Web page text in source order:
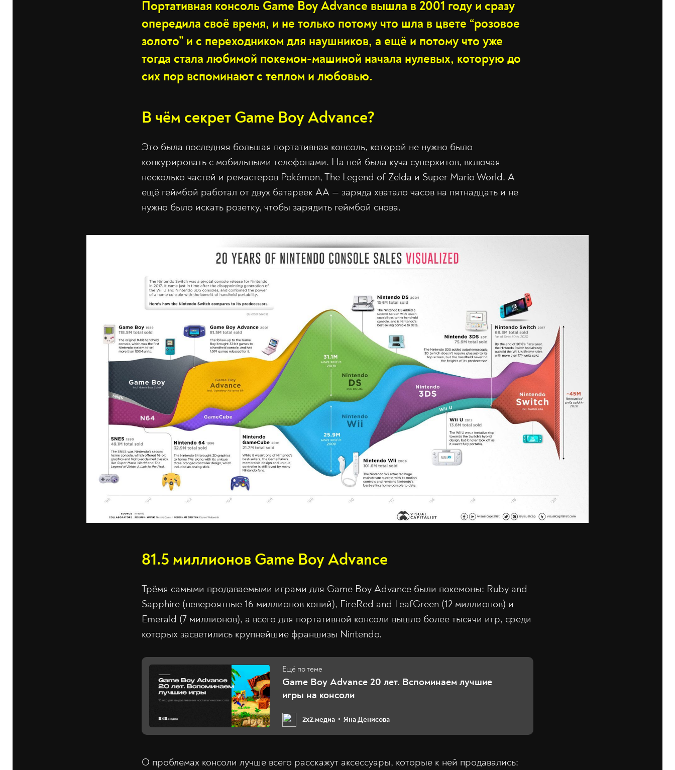
Портативная консоль Game Boy Advance вышла в 2001 году и сразу
опередила своё время, и не только потому что шла в цвете “розовое
золото” и с переходником для наушников, а ещё и потому что уже
тогда стала любимой покемон-машиной начала нулевых, которую до
сих пор вспоминают с теплом и любовью.
В чём секрет Game Boy Advance?
Это была последняя большая портативная консоль, которой не нужно было
конкурировать с мобильными телефонами. На ней была куча суперхитов, включая
несколько частей и ремастеров Pokémon, The Legend of Zelda и Super Mario World. А
ещё геймбой работал от двух батареек AA — заряда хватало часов на пятнадцать и не
нужно было искать розетку, чтобы зарядить геймбой снова.
81.5 миллионов Game Boy Advance
Трёмя самыми продаваемыми играми для Game Boy Advance были покемоны: Ruby and
Sapphire (невероятные 16 миллионов копий), FireRed and LeafGreen (12 миллионов) и
Emerald (7 миллионов), а всего для портативной консоли вышло более тысячи игр, среди
которых засветились крупнейшие франшизы Nintendo.
Game Boy Advance 20 лет. Вспоминаем лучшие
игры на консоли
2х2.медиа Яна Денисова
О проблемах консоли лучше всего расскажут аксессуары, которые к ней продавались: